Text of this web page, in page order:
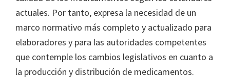
actuales. Por tanto, expresa la necesidad de un
marco normativo más completo y actualizado para
elaboradores y para las autoridades competentes
que contemple los cambios legislativos en cuanto a
la producción y distribución de medicamentos.